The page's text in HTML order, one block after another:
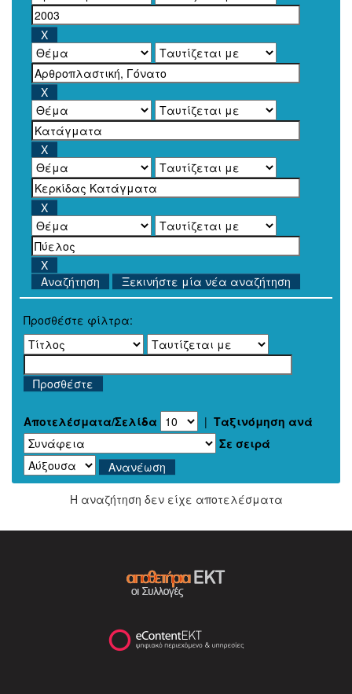
Ξεκινήστε μία νέα αναζήτηση
Προσθέστε φίλτρα:
Αποτελέσματα/Σελίδα | Ταξινόμηση ανά
Σε σειρά
Η αναζήτηση δεν είχε αποτελέσματα